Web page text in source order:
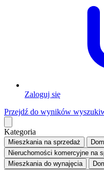
Zaloguj się
Przejdź do wyników
Kategoria
Mieszkaniana sprzedaż
Nieruchomości komercyjne na
Mieszkaniado wynajęcia